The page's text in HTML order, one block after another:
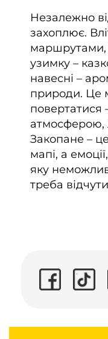
Незалежно
захоплює.
маршрутами,
узимку –
навесні –
природи. Це
повертатися
Закопане –
мапі, а
яку
треба